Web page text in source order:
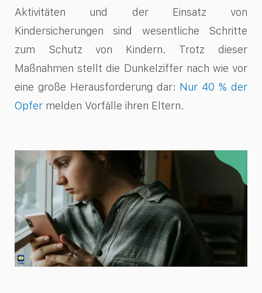
Aktivitäten und der Einsatz von
Kindersicherungen sind wesentliche Schritte
zum Schutz von Kindern. Trotz dieser
Maßnahmen stellt die Dunkelziffer nach wie vor
eine große Herausforderung dar: Nur 40 % der
Opfer melden Vorfälle ihren Eltern.